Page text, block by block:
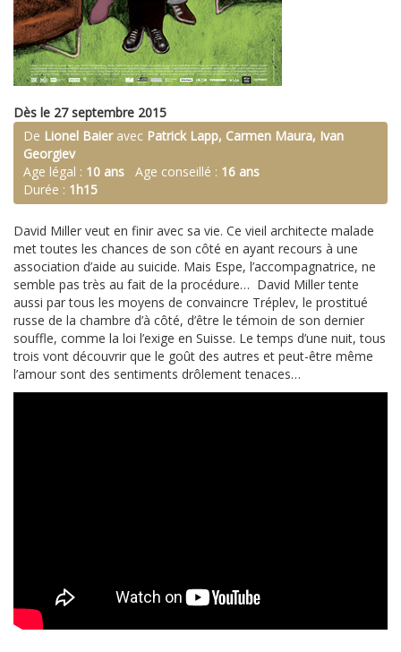
Dès le 27 septembre 2015
De Lionel Baieravec Patrick Lapp, Carmen Maura, Ivan
Georgiev
Age légal : 10 ans Age conseillé : 16 ans
Durée : 1h15
David Miller veut en finir avec sa vie. Ce vieil architecte malade
met toutes les chances de son côté en ayant recours à une
association d’aide au suicide. Mais Espe, l’accompagnatrice, ne
semble pas très au fait de la procédure… David Miller tente
aussi par tous les moyens de convaincre Tréplev, le prostitué
russe de la chambre d’à côté, d’être le témoin de son dernier
souffle, comme la loi l’exige en Suisse. Le temps d’une nuit, tous
trois vont découvrir que le goût des autres et peut-être même
l’amour sont des sentiments drôlement tenaces…